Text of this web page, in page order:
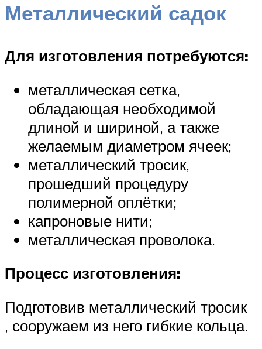
Металлический садок
Для изготовления потребуются:
металлическая сетка,
обладающая необходимой
длиной и шириной, а также
желаемым диаметром ячеек;
металлический тросик,
прошедший процедуру
полимерной оплётки;
капроновые нити;
металлическая проволока.
Процесс изготовления:
Подготовив металлический тросик
, сооружаем из него гибкие кольца.